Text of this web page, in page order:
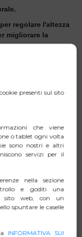
regolare l'altezza
migliorare la
rapido.
vengono premuti
o ad altre funzioni
durata di circa 10
di connettersi
bisogno di software.
presenti sul sito
che viene
o tablet ogni volta
sono nostri e altri
servizi per il
nella sezione
e goditi una
sito web, con un
spuntare le caselle
INFORMATIVA SUI